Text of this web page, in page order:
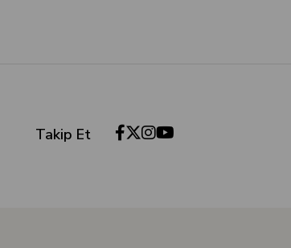
Takip Et